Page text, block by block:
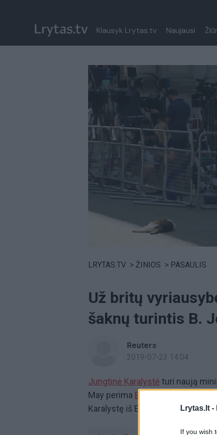
Lrytas.lt -
If you wish
Klausyk Lrytas.tv Naujausi
LRYTAS.TV > ŽINIOS > PASAULIS
Už britų
šaknų turintis B.
Reuters
2019-07-23 14:04
Jungtinė Karalystė turi naują
May perima Borisas Johnsonas.
Karalystę iš Europos Sąjungos